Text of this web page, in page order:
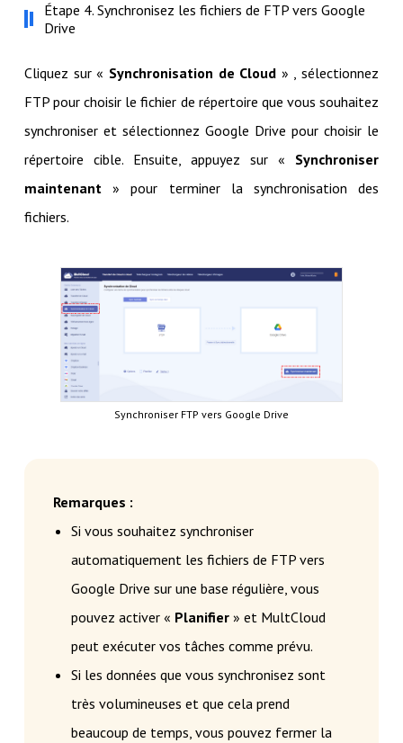
Étape 4. Synchronisez les fichiers de FTP vers Google
Drive
Cliquez sur « Synchronisation de Cloud » , sélectionnez
FTP pour choisir le fichier de répertoire que vous souhaitez
synchroniser et sélectionnez Google Drive pour choisir le
répertoire cible. Ensuite, appuyez sur « Synchroniser
maintenant» pour terminer la synchronisation des
fichiers.
Synchroniser FTP vers Google Drive
Remarques :
Si vous souhaitez synchroniser
automatiquement les fichiers de FTP vers
Google Drive sur une base régulière, vous
pouvez activer « Planifier» et MultCloud
peut exécuter vos tâches comme prévu.
Si les données que vous synchronisez sont
très volumineuses et que cela prend
beaucoup de temps, vous pouvez fermer la